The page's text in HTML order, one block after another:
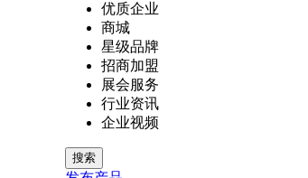
优质企业
商城
星级品牌
招商加盟
展会服务
行业资讯
企业视频